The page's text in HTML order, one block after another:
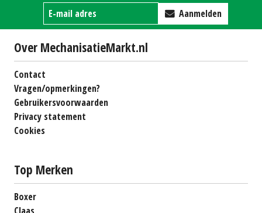
Aanmelden
Over MechanisatieMarkt.nl
Contact
Vragen/opmerkingen?
Gebruikersvoorwaarden
Privacy statement
Cookies
Top Merken
Boxer